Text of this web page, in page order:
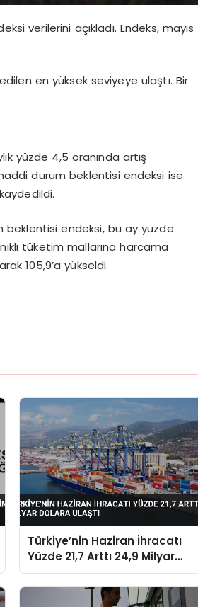
verilerini açıkladı. Endeks, mayıs
en yüksek seviyeye ulaştı. Bir
yüzde 4,5 oranında artış
durum beklentisi endeksi ise
beklentisi endeksi, bu ay yüzde
tüketim mallarına harcama
105,9’a yükseldi.
Türkiye’nin Haziran İhracatı
Yüzde 21,7 Arttı 24,9 Milyar
Dolara Ulaştı